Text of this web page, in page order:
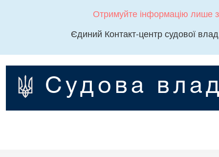
Отримуйте інформацію лише
Єдиний Контакт-центр судової
Судова